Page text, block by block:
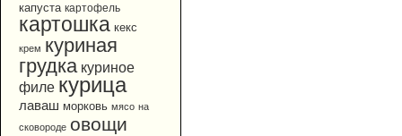
капуста картофель
картошка кекс
крем куриная
грудка куриное
филе курица
лаваш морковь мясо на
сковороде овощи